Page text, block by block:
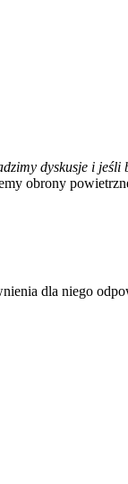
dyskusje i jeśli
obrony
dla niego